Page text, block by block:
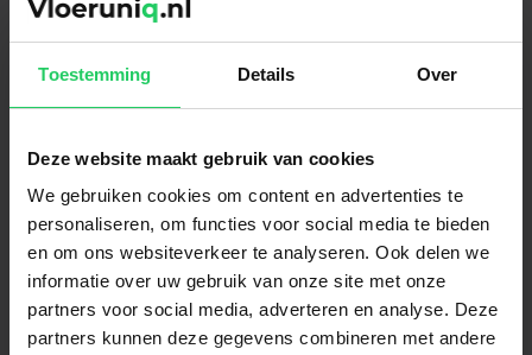
Toestemming Details Over
Deze website maakt gebruik van cookies
We gebruiken cookies om content en advertenties te
personaliseren, om functies voor social media te bieden
en om ons websiteverkeer te analyseren. Ook delen we
informatie over uw gebruik van onze site met onze
partners voor social media, adverteren en analyse. Deze
partners kunnen deze gegevens combineren met andere
planken mee naar huis. Bekijk de
planken bij verschillende lichtinvallen
in de woning en bekijk ze overdag en 's
avonds.
Gerelateerde producten